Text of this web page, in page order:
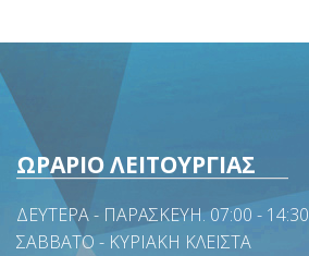
ΩΡΑΡΙΟ ΛΕΙΤΟΥΡΓΙΑΣ
ΔΕΥΤΕΡΑ - ΠΑΡΑΣΚΕΥΗ. 07:00 - 14:30
ΣΑΒΒΑΤΟ - ΚΥΡΙΑΚΗ ΚΛΕΙΣΤΑ